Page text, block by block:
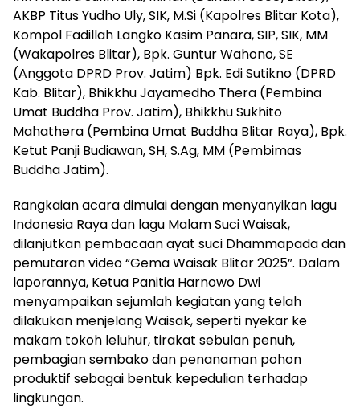
AKBP Titus Yudho Uly, SIK, M.Si (Kapolres Blitar Kota),
Kompol Fadillah Langko Kasim Panara, SIP, SIK, MM
(Wakapolres Blitar), Bpk. Guntur Wahono, SE
(Anggota DPRD Prov. Jatim) Bpk. Edi Sutikno (DPRD
Kab. Blitar), Bhikkhu Jayamedho Thera (Pembina
Umat Buddha Prov. Jatim), Bhikkhu Sukhito
Mahathera (Pembina Umat Buddha Blitar Raya), Bpk.
Ketut Panji Budiawan, SH, S.Ag, MM (Pembimas
Buddha Jatim).
Rangkaian acara dimulai dengan menyanyikan lagu
Indonesia Raya dan lagu Malam Suci Waisak,
dilanjutkan pembacaan ayat suci Dhammapada dan
pemutaran video “Gema Waisak Blitar 2025”. Dalam
laporannya, Ketua Panitia Harnowo Dwi
menyampaikan sejumlah kegiatan yang telah
dilakukan menjelang Waisak, seperti nyekar ke
makam tokoh leluhur, tirakat sebulan penuh,
pembagian sembako dan penanaman pohon
produktif sebagai bentuk kepedulian terhadap
lingkungan.